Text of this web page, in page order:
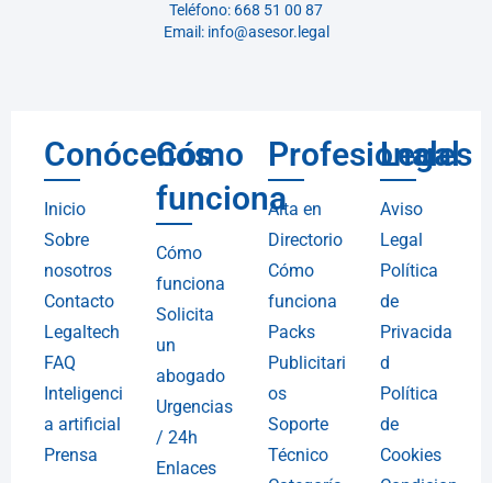
Teléfono: 668 51 00 87
Email: info@asesor.legal
Conócenos
Inicio
Sobre
nosotros
Contacto
Legaltech
FAQ
Inteligenci
a artificial
Prensa
Cómo
funciona
Cómo
funciona
Solicita
un
abogado
Urgencias
/ 24h
Enlaces
Profesionales
Alta en
Directorio
Cómo
funciona
Packs
Publicitari
os
Soporte
Técnico
Legal
Aviso
Legal
Política
de
Privacida
d
Política
de
Cookies